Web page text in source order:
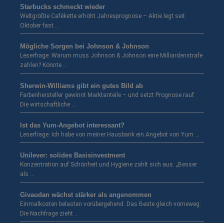
Starbucks schmeckt wieder
Weltgrößte Cafékette erhöht Jahresprognose – Aktie legt seit
Oktober fast …
Mögliche Sorgen bei Johnson & Johnson
Leserfrage: Warum muss Johnson & Johnson eine Milliardenstrafe
zahlen? Könnte …
Sherwin-Williams gibt ein gutes Bild ab
Farbenhersteller gewinnt Marktanteile – und setzt Prognose rauf.
Die wirtschaftliche …
Ist das Yum-Angebot interessant?
Leserfrage: Ich habe von meiner Hausbank ein Angebot von Yum …
Unilever: solides Basisinvestment
Konzentration auf Schönheit und Hygiene zahlt sich aus. „Besser
als …
Givaudan wächst stärker als angenommen
Einmalkosten belasten vorübergehend. Das Beste gleich vorneweg:
Die Nachfrage zieht …